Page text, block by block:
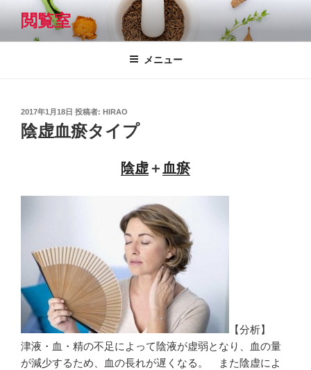
テ
閲覧室
メニュー
投
稿
日:
2017年1月18日 投稿者: HIRAO
陰虚血瘀タイプ
陰虚＋ 血瘀
【分析】
津液・血・精の不足によって陰液が虚弱となり、血の量
が減少するため、血の長れが遅くなる。 また陰虚によ